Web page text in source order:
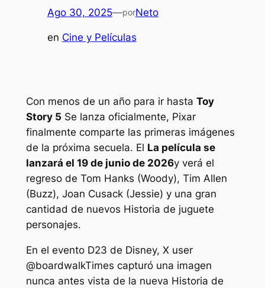
Ago 30, 2025—porNeto
en Cine y Películas
Con menos de un año para ir hasta Toy
Story 5 Se lanza oficialmente, Pixar
finalmente comparte las primeras imágenes
de la próxima secuela. El La película se
lanzará el 19 de junio de 2026y verá el
regreso de Tom Hanks (Woody), Tim Allen
(Buzz), Joan Cusack (Jessie) y una gran
cantidad de nuevos Historia de juguete
personajes.
En el evento D23 de Disney, X user
@boardwalkTimes capturó una imagen
nunca antes vista de la nueva Historia de